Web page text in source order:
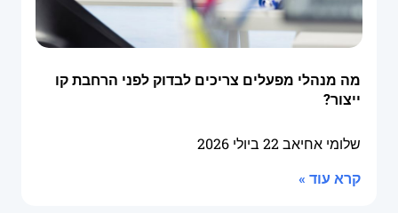
מה מנהלי מפעלים צריכים לבדוק לפני הרחבת קו
ייצור?
שלומי אחיאב22 ביולי 2026
קרא עוד »